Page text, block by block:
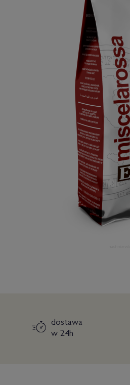
dostawa
w 24h